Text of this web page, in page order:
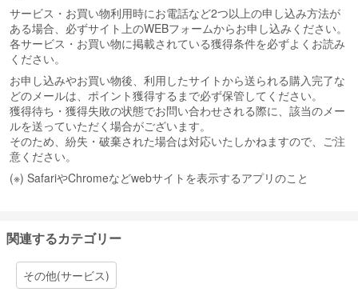
サービス・お買い物利用時にお電話など2つ以上の申し込み方法が
ある場合、必ずサイト上のWEBフォームからお申し込みください。
各サービス・お買い物に掲載されている獲得条件を必ずよくお読み
ください。
お申し込みやお買い物後、利用したサイトから送られる購入完了な
どのメールは、ポイント獲得するまで必ず保管してください。
獲得待ち・獲得失敗の状態でお問い合わせされる際に、該当のメー
ルを送っていただく場合がございます。
そのため、紛失・破棄された場合は対応いたしかねますので、ご注
意ください。
(※) SafariやChromeなどwebサイトを表示するアプリのこと
関連するカテゴリー
その他(サービス)